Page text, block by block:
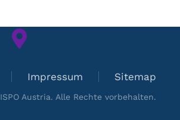
Impressum Sitemap
ISPO Austria. Alle Rechte vorbehalten.